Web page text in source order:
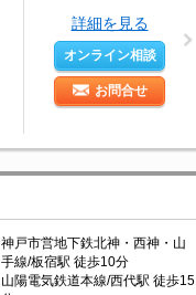
詳細を見る
オンライン相談
お問合せ
神戸市営地下鉄北神・西神・山
手線/板宿駅 徒歩10分
山陽電気鉄道本線/西代駅 徒歩15